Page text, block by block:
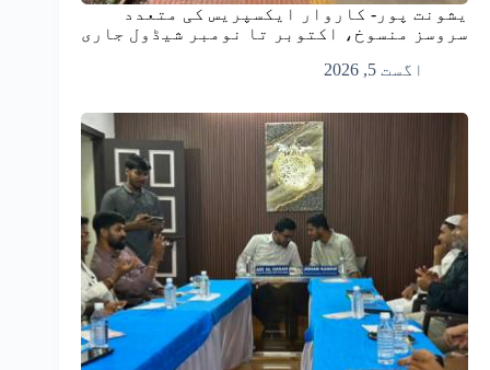
یشونت پور- کاروار ایکسپریس کی متعدد
سروسز منسوخ، اکتوبر تا نومبر شیڈول جاری
اگست 5, 2026